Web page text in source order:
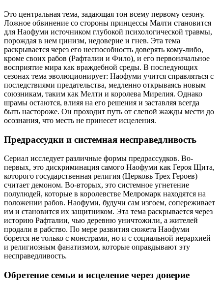
Это центральная тема, задающая тон всему первому сезону.
Ложное обвинение со стороны принцессы Малти становится
для Наофуми источником глубокой психологической травмы,
порождая в нем цинизм, недоверие и гнев. Эта тема
раскрывается через его неспособность доверять кому-либо,
кроме своих рабов (Рафталии и Фило), и его первоначальное
восприятие мира как враждебной среды. В последующих
сезонах тема эволюционирует: Наофуми учится справляться с
последствиями предательства, медленно открываясь новым
союзникам, таким как Мелти и королева Мирелия. Однако
шрамы остаются, влияя на его решения и заставляя всегда
быть настороже. Он проходит путь от слепой жажды мести до
осознания, что месть не принесет исцеления.
Предрассудки и системная несправедливость
Сериал исследует различные формы предрассудков. Во-
первых, это дискриминация самого Наофуми как Героя Щита,
которого государственная религия (Церковь Трех Героев)
считает демоном. Во-вторых, это системное угнетение
полулюдей, которые в королевстве Мелромарк находятся на
положении рабов. Наофуми, будучи сам изгоем, сопереживает
им и становится их защитником. Эта тема раскрывается через
историю Рафталии, чью деревню уничтожили, а жителей
продали в рабство. По мере развития сюжета Наофуми
борется не только с монстрами, но и с социальной иерархией
и религиозным фанатизмом, которые оправдывают эту
несправедливость.
Обретение семьи и исцеление через доверие